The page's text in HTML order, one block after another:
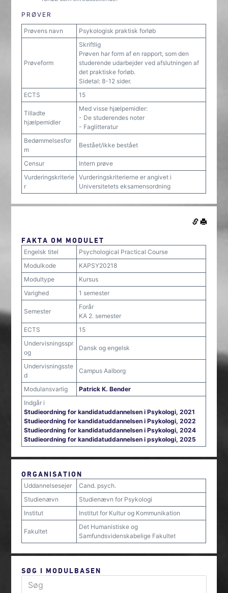
PRØVER
Prøvens navn Psykologisk praktisk forløb
Prøveform
Skriftlig
Prøven har form af en rapport, som den
studerende udarbejder ved afslutningen af
det praktiske forløb.
Sidetal: 8-12 sider.
ECTS
15
Tilladte
hjælpemidler
Med visse hjælpemidler:
- De studerendes noter
- Faglitteratur
Bedømmelsesfor
m
Bestået/ikke bestået
Censur
Intern prøve
Vurderingskriterie
r
Vurderingskriterierne er angivet i
Universitetets eksamensordning
FAKTA OM MODULET
Engelsk titel
Psychological Practical Course
Modulkode
KAPSY20218
Modultype
Kursus
Varighed
1 semester
Semester
Forår
KA 2. semester
ECTS
15
Undervisningsspr
og
Dansk og engelsk
Undervisningsste
d
Campus Aalborg
Modulansvarlig
Patrick K. Bender
Indgår i
Studieordning for kandidatuddannelsen i Psykologi, 2021
Studieordning for kandidatuddannelsen i Psykologi, 2022
Studieordning for kandidatuddannelsen i Psykologi, 2024
Studieordning for kandidatuddannelsen i psykologi, 2025
ORGANISATION
Uddannelsesejer
Cand. psych.
Studienævn
Studienævn for Psykologi
Institut
Institut for Kultur og Kommunikation
Fakultet
Det Humanistiske og
Samfundsvidenskabelige Fakultet
SØG I MODULBASEN